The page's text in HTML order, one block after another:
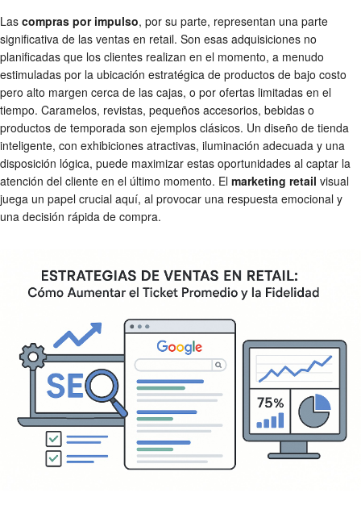
Las compras por impulso, por su parte, representan una parte
significativa de las ventas en retail. Son esas adquisiciones no
planificadas que los clientes realizan en el momento, a menudo
estimuladas por la ubicación estratégica de productos de bajo costo
pero alto margen cerca de las cajas, o por ofertas limitadas en el
tiempo. Caramelos, revistas, pequeños accesorios, bebidas o
productos de temporada son ejemplos clásicos. Un diseño de tienda
inteligente, con exhibiciones atractivas, iluminación adecuada y una
disposición lógica, puede maximizar estas oportunidades al captar la
atención del cliente en el último momento. El marketing retail visual
juega un papel crucial aquí, al provocar una respuesta emocional y
una decisión rápida de compra.